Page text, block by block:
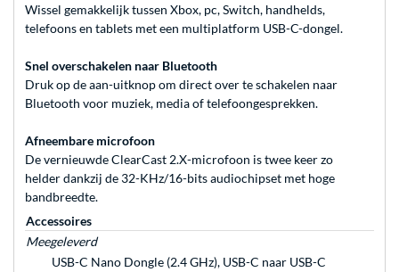
Wissel gemakkelijk tussen Xbox, pc, Switch, handhelds,
telefoons en tablets met een multiplatform USB-C-dongel.
Snel overschakelen naar Bluetooth
Druk op de aan-uitknop om direct over te schakelen naar
Bluetooth voor muziek, media of telefoongesprekken.
Afneembare microfoon
De vernieuwde ClearCast 2.X-microfoon is twee keer zo
helder dankzij de 32-KHz/16-bits audiochipset met hoge
bandbreedte.
Accessoires
Meegeleverd
USB-C Nano Dongle (2.4 GHz), USB-C naar USB-C